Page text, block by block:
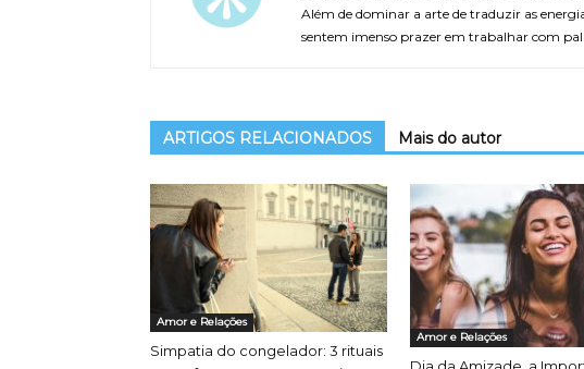
Além de dominar a arte de traduzir as
sentem imenso prazer em trabalhar com
ARTIGOS RELACIONADOS Mais do autor
Amor e Relações
Simpatia do congelador: 3 rituais
Amor e Relações